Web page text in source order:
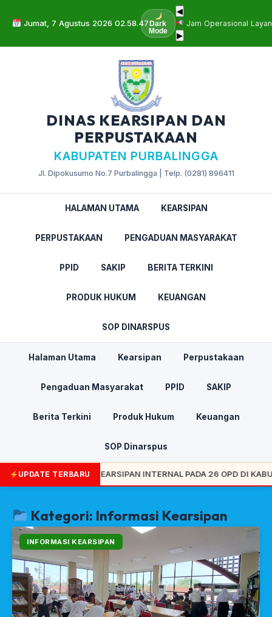
Jumat, 7 Agustus 2026 02.58.48 Dark
Mode
◀
Jam Operasional
▶
DINAS KEARSIPAN DAN
PERPUSTAKAAN
KABUPATEN PURBALINGGA
Jl. Dipokusumo No.7 Purbalingga | Telp. (0281) 896411
HALAMAN UTAMA KEARSIPAN
PERPUSTAKAAN PENGADUAN MASYARAKAT
PPID SAKIP BERITA TERKINI
PRODUK HUKUM KEUANGAN
SOP DINARSPUS
Halaman Utama Kearsipan Perpustakaan
Pengaduan Masyarakat PPID SAKIP
Berita Terkini Produk Hukum Keuangan
SOP Dinarspus
UPDATE TERBARUKEARSIPAN INTERNAL PADA 26 OPD DI KABUPATEN
Kategori: Informasi Kearsipan
INFORMASI KEARSIPAN